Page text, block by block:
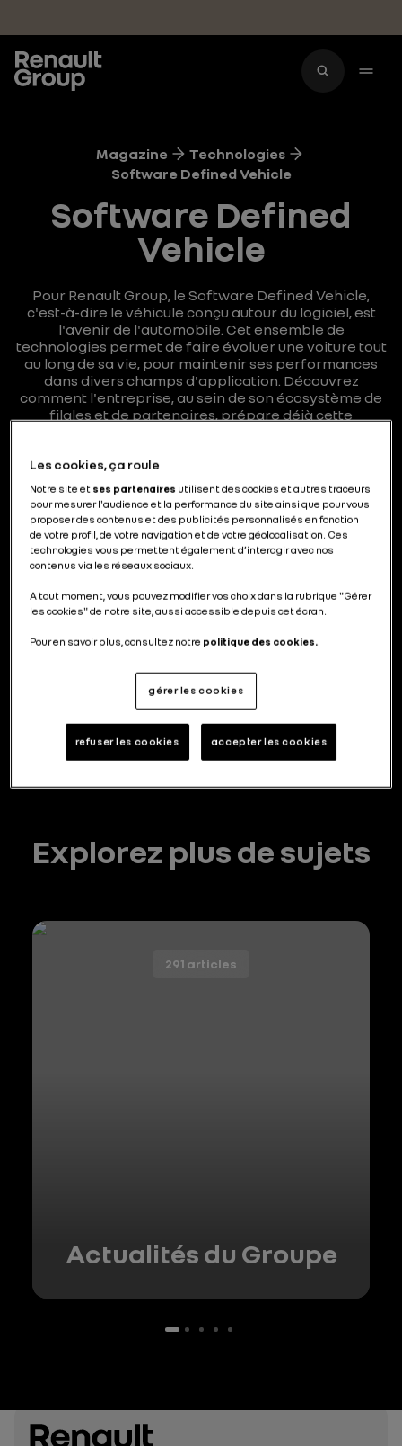
Magazine
Technologies
Software Defined Vehicle
Software Defined
Vehicle
Pour Renault Group, le Software Defined Vehicle,
c'est-à-dire le véhicule conçu autour du logiciel, est
l'avenir de l'automobile. Cet ensemble de
technologies permet de faire évoluer une voiture tout
au long de sa vie, pour maintenir ses performances
dans divers champs d'application. Découvrez
comment l'entreprise, au sein de son écosystème de
filales et de partenaires, prépare déjà cette
Aides à la Conduite 5 Data 8 Innovation 77
Transformation Digitale 13
Avec la géomatique, Renault Group
Tout savoir sur le Software Defined
Vehicle
Explorez plus de sujets
Actualités du Groupe
291 articles
Les cookies, ça roule
Notre site et ses partenaires utilisent des cookies et autres traceurs
pour mesurer l'audience et la performance du site ainsi que pour vous
proposer des contenus et des publicités personnalisés en fonction
de votre profil, de votre navigation et de votre géolocalisation. Ces
technologies vous permettent également d’interagir avec nos
contenus via les réseaux sociaux.
A tout moment, vous pouvez modifier vos choix dans la rubrique "Gérer
les cookies" de notre site, aussi accessible depuis cet écran.
Pour en savoir plus, consultez notre politique des cookies.
gérer les cookies
refuser les cookies accepter les cookies